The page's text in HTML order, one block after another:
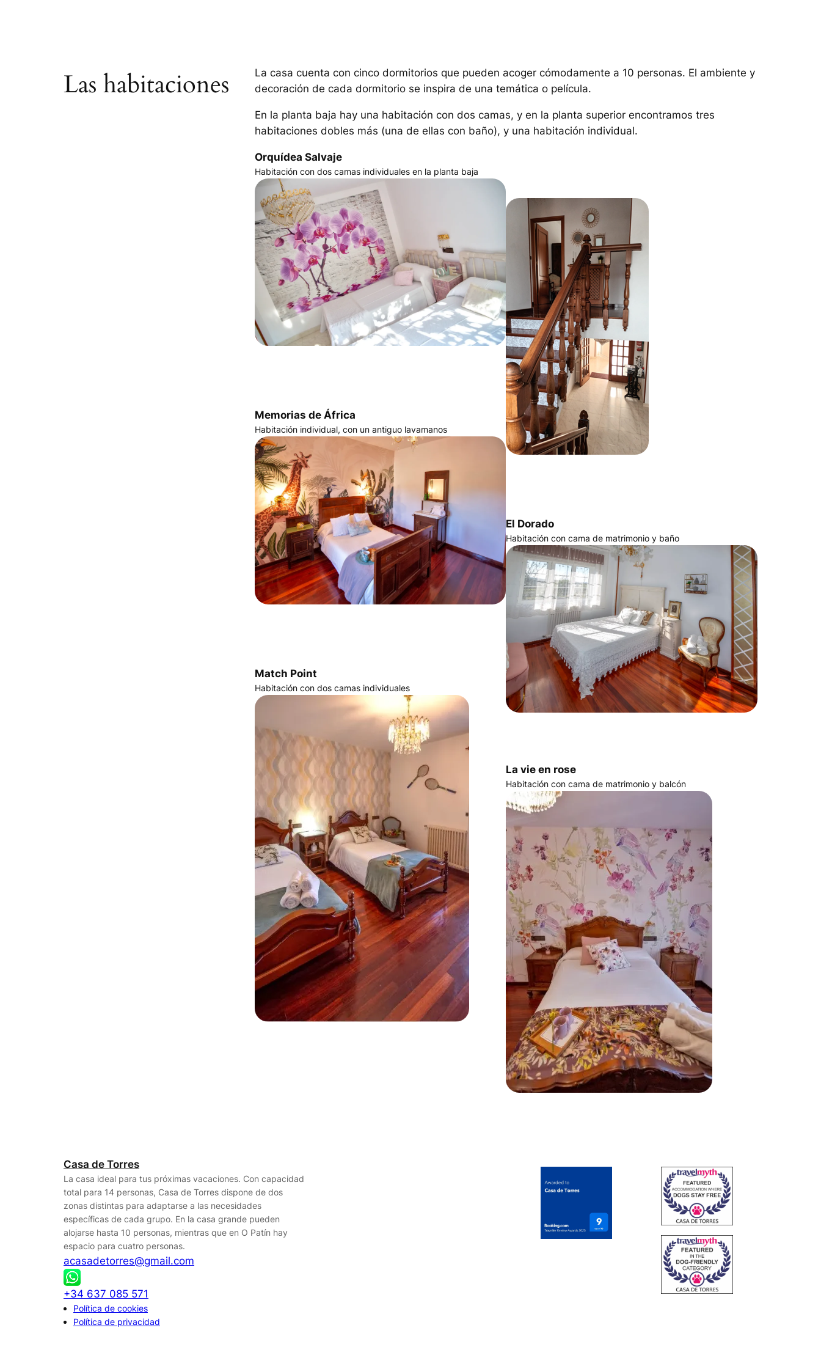
Las habitaciones
La casa cuenta con cinco dormitorios que pueden acoger cómodamente a 10 personas. El ambiente y
decoración de cada dormitorio se inspira de una temática o película.
En la planta baja hay una habitación con dos camas, y en la planta superior encontramos tres
habitaciones dobles más (una de ellas con baño), y una habitación individual.
Orquídea Salvaje
Habitación con dos camas individuales en la planta baja
Memorias de África
Habitación individual, con un antiguo lavamanos
Match Point
Habitación con dos camas individuales
El Dorado
Habitación con cama de matrimonio y baño
La vie en rose
Habitación con cama de matrimonio y balcón
Casa de Torres
La casa ideal para tus próximas vacaciones. Con capacidad
total para 14 personas, Casa de Torres dispone de dos
zonas distintas para adaptarse a las necesidades
específicas de cada grupo. En la casa grande pueden
alojarse hasta 10 personas, mientras que en O Patín hay
espacio para cuatro personas.
acasadetorres@gmail.com
+34 637 085 571
Política de cookies
Política de privacidad